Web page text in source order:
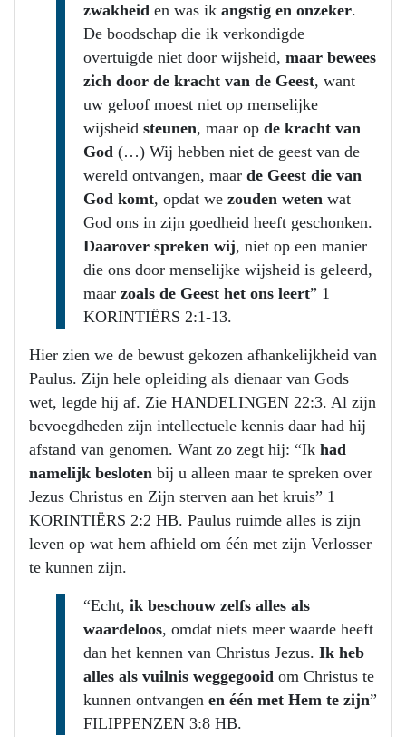
zwakheid en was ik angstig en onzeker.
De boodschap die ik verkondigde
overtuigde niet door wijsheid, maar bewees
zich door de kracht van de Geest, want
uw geloof moest niet op menselijke
wijsheid steunen, maar op de kracht van
God (…) Wij hebben niet de geest van de
wereld ontvangen, maar de Geest die van
God komt, opdat we zouden weten wat
God ons in zijn goedheid heeft geschonken.
Daarover spreken wij, niet op een manier
die ons door menselijke wijsheid is geleerd,
maar zoals de Geest het ons leert” 1
KORINTIËRS 2:1-13.
Hier zien we de bewust gekozen afhankelijkheid van
Paulus. Zijn hele opleiding als dienaar van Gods
wet, legde hij af. Zie HANDELINGEN 22:3. Al zijn
bevoegdheden zijn intellectuele kennis daar had hij
afstand van genomen. Want zo zegt hij: “Ik had
namelijk besloten bij u alleen maar te spreken over
Jezus Christus en Zijn sterven aan het kruis” 1
KORINTIËRS 2:2 HB. Paulus ruimde alles is zijn
leven op wat hem afhield om één met zijn Verlosser
te kunnen zijn.
“Echt, ik beschouw zelfs alles als
waardeloos, omdat niets meer waarde heeft
dan het kennen van Christus Jezus. Ik heb
alles als vuilnis weggegooid om Christus te
kunnen ontvangen en één met Hem te zijn”
FILIPPENZEN 3:8 HB.